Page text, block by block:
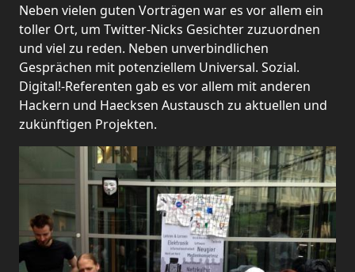
Neben vielen guten Vorträgen war es vor allem ein
toller Ort, um Twitter-Nicks Gesichter zuzuordnen
und viel zu reden. Neben unverbindlichen
Gesprächen mit potenziellem Universal. Sozial.
Digital!-Referenten gab es vor allem mit anderen
Hackern und Haecksen Austausch zu aktuellen und
zukünftigen Projekten.